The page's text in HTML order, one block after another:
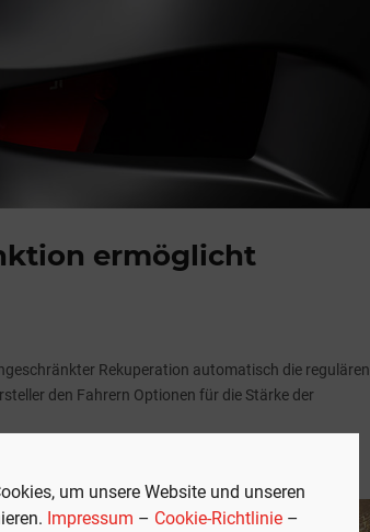
um unsere Website und unseren
Impressum – Cookie-Richtlinie –
ermöglicht
Rekuperation automatisch die regulären
den Fahrern Optionen für die Stärke der